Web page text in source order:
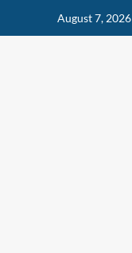
August 7, 2026